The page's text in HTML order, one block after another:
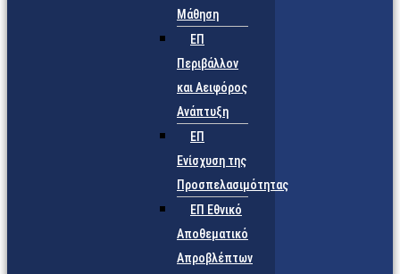
Μάθηση
ΕΠ
Περιβάλλον
και Αειφόρος
Ανάπτυξη
ΕΠ
Ενίσχυση της
Προσπελασιμότητας
ΕΠ Εθνικό
Αποθεματικό
Απροβλέπτων